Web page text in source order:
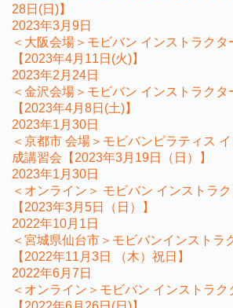
28日(日)】
2023年3月9日
＜大阪会場＞モビバン インストラクタ
【2023年4月11日(火)】
2023年2月24日
＜金沢会場＞モビバン インストラクタ
【2023年4月8日(土)】
2023年1月30日
＜京都市 会場＞モビバンピラティス
成講習会【2023年3月19日（日）】
2023年1月30日
＜オンライン＞ モビバン インストラ
【2023年3月5日（日）】
2022年10月1日
＜宮城県仙台市＞モビバンインストラ
【2022年11月3日 （木）祝日】
2022年6月7日
＜オンライン＞モビバン インストラク